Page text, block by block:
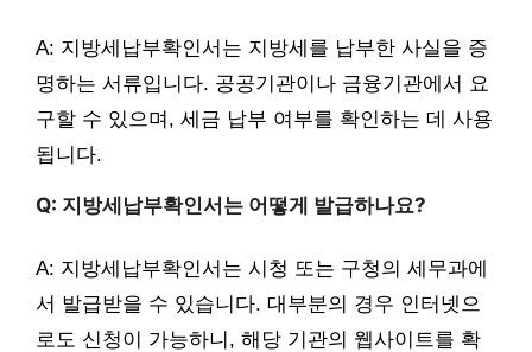
A: 지방세납부확인서는 지방세를 납부한 사실을 증
명하는 서류입니다. 공공기관이나 금융기관에서 요
구할 수 있으며, 세금 납부 여부를 확인하는 데 사용
됩니다.
Q: 지방세납부확인서는 어떻게 발급하나요?
A: 지방세납부확인서는 시청 또는 구청의 세무과에
서 발급받을 수 있습니다. 대부분의 경우 인터넷으
로도 신청이 가능하니, 해당 기관의 웹사이트를 확